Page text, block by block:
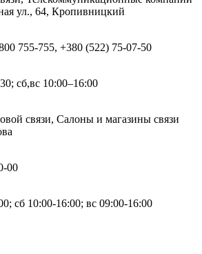
ул., 64, Кропивницкий
755-755, +380 (522) 75-07-50
сб,вс 10:00–16:00
связи, Салоны и магазины связи
00
сб 10:00-16:00; вс 09:00-16:00